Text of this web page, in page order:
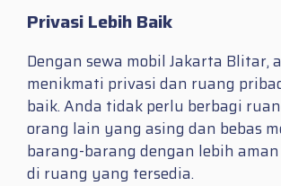
Privasi Lebih Baik
Dengan sewa mobil Jakarta Blitar,
menikmati privasi dan ruang
baik. Anda tidak perlu berbagi
orang lain yang asing dan bebas
barang-barang dengan lebih
di ruang yang tersedia.